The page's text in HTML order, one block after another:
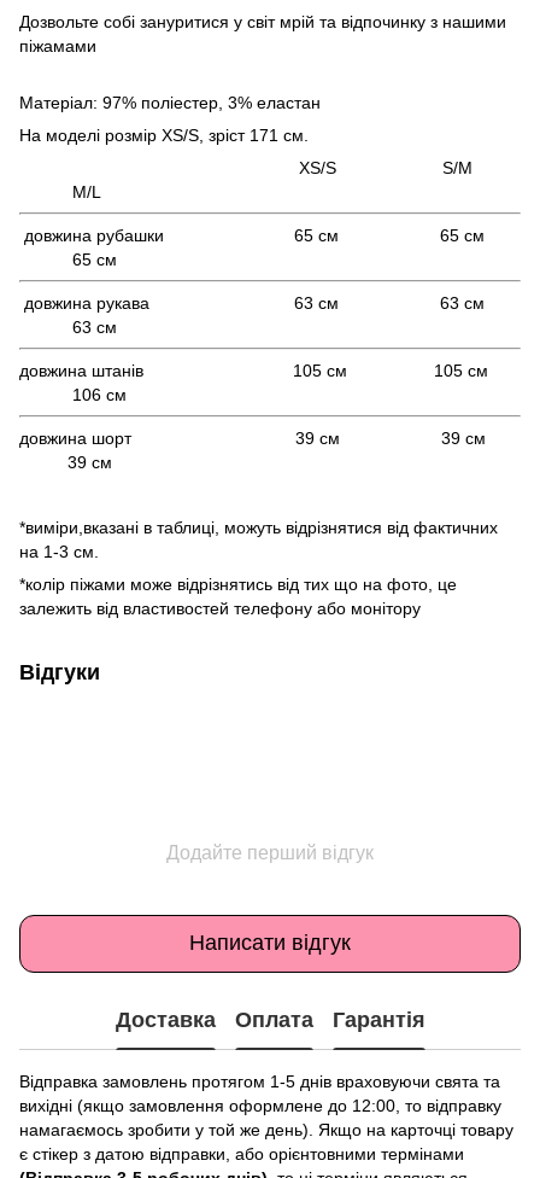
Дозвольте собі зануритися у світ мрій та відпочинку з нашими
піжамами
Матеріал: 97% поліестер, 3% еластан
На моделі розмір XS/S, зріст 171 см.
XS/S S/M
M/L
довжина рубашки 65 см 65 см
65 см
довжина рукава 63 см 63 см
63 см
довжина штанів 105 см 105 см
106 см
довжина шорт 39 см 39 см
39 см
*виміри,вказані в таблиці, можуть відрізнятися від фактичних
на 1-3 см.
*колір піжами може відрізнятись від тих що на фото, це
залежить від властивостей телефону або монітору
Відгуки
Додайте перший відгук
Написати відгук
Доставка Оплата Гарантія
Відправка замовлень протягом 1-5 днів враховуючи свята та
вихідні (якщо замовлення оформлене до 12:00, то відправку
намагаємось зробити у той же день). Якщо на карточці товару
є стікер з датою відправки, або орієнтовними термінами